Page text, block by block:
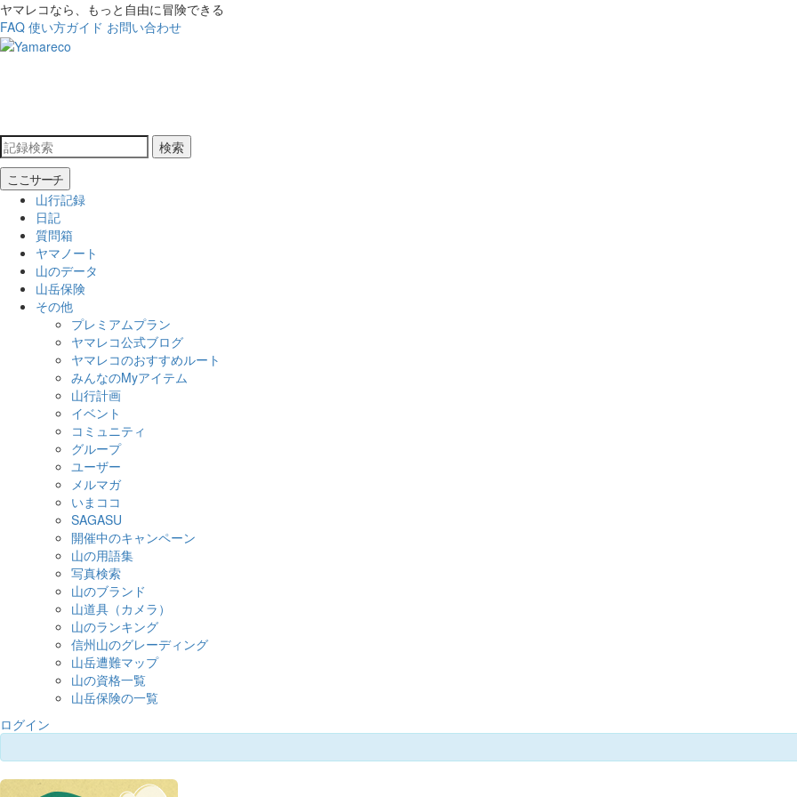
ヤマレコなら、もっと自由に冒険できる
FAQ 使い方ガイド お問い合わせ
検索
ここサーチ
山行記録
日記
質問箱
ヤマノート
山のデータ
山岳保険
その他
プレミアムプラン
ヤマレコ公式ブログ
ヤマレコのおすすめルート
みんなのMyアイテム
山行計画
イベント
コミュニティ
グループ
ユーザー
メルマガ
いまココ
SAGASU
開催中のキャンペーン
山の用語集
写真検索
山のブランド
山道具（カメラ）
山のランキング
信州山のグレーディング
山岳遭難マップ
山の資格一覧
山岳保険の一覧
ログイン